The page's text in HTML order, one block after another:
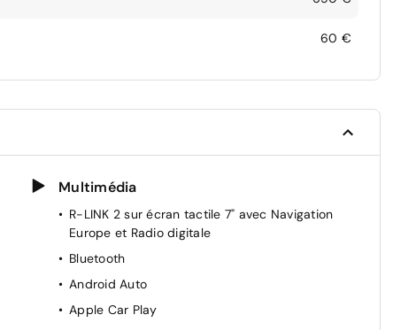
60 €
Multimédia
R-LINK 2 sur écran tactile 7" avec Navigation
Europe et Radio digitale
Bluetooth
Android Auto
Apple Car Play